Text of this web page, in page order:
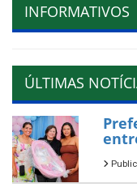
INFORMATIVOS
ÚLTIMAS